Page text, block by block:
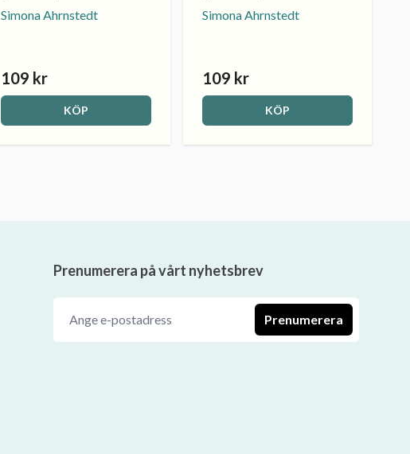
Simona Ahrnstedt
109 kr
KÖP
Simona Ahrnstedt
109 kr
KÖP
Prenumerera på vårt nyhetsbrev
Prenumerera